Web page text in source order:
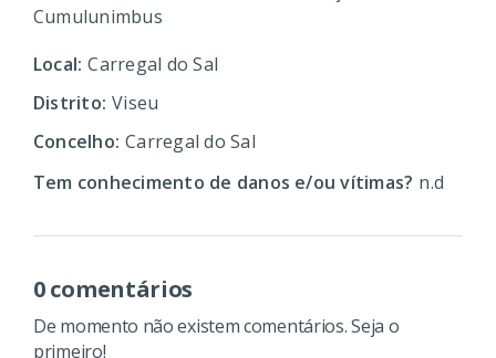
Cumulunimbus
Local: Carregal do Sal
Distrito: Viseu
Concelho: Carregal do Sal
Tem conhecimento de danos e/ou vítimas? n.d
0 comentários
De momento não existem comentários. Seja o
primeiro!